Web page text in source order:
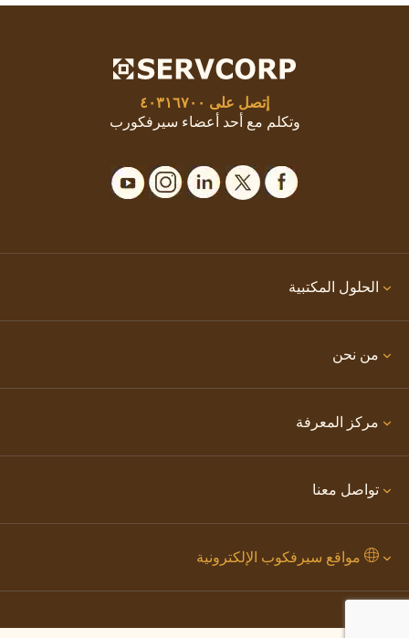
إتصل على ٤٠٣١٦٧٠٠
وتكلم مع أحد أعضاء سيرفكورب
الحلول المكتبية
من نحن
مركز المعرفة
تواصل معنا
مواقع سيرفكوب الإلكترونية